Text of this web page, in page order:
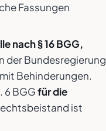
Fassungen
nach § 16 BGG,
der Bundesregierung
Behinderungen.
6 BGGfür die
ist